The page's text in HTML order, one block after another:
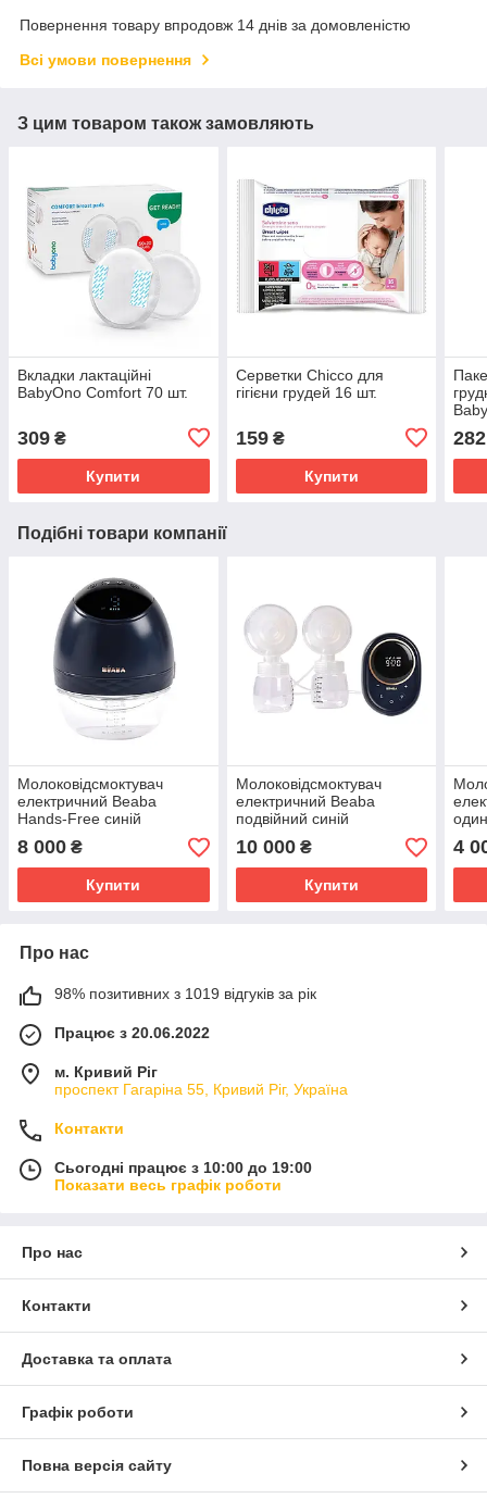
Повернення товару впродовж 14 днів за домовленістю
Всі умови повернення
З цим товаром також замовляють
Вкладки лактаційні
BabyOno Comfort 70 шт.
309 ₴
Купити
Серветки Chicco для
гігієни грудей 16 шт.
159₴
Купити
282
Подібні товари компанії
Молоковідсмоктувач
електричний Beaba
Hands-Free синій
8 000 ₴
Купити
Молоковідсмоктувач
електричний Beaba
подвійний синій
10 000₴
Купити
4
Про нас
98% позитивних з 1019 відгуків за рік
Працює з 20.06.2022
м. Кривий Ріг
проспект Гагаріна 55, Кривий Ріг, Україна
Контакти
Сьогодні працює з 10:00 до 19:00
Показати весь графік роботи
Про нас
Контакти
Доставка та оплата
Графік роботи
Повна версія сайту